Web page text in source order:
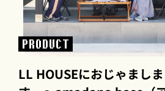
PRODUCT
LL HOUSEにおじゃましま